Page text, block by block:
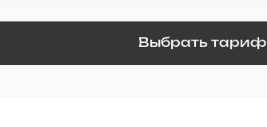
Выбрать тариф